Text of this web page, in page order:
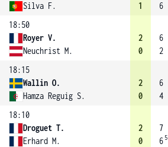
Silva F.
1
6
18:50
Royer V.
Neuchrist M.
2
0
6
2
18:15
Wallin O.
Hamza Reguig S.
2
0
6
4
18:10
Droguet T.
Erhard M.
2
0
7
6 5